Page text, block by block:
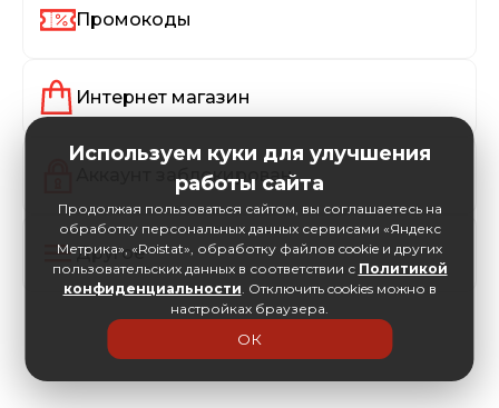
Промокоды
Интернет магазин
Аккаунт заблокирован
Другое
Используем куки для улучшения
работы сайта
Продолжая пользоваться сайтом, вы соглашаетесь на
обработку персональных данных сервисами «Яндекс
Метрика», «Roistat», обработку файлов cookie и других
пользовательских данных в соответствии с Политикой
конфиденциальности. Отключить cookies можно в
настройках браузера.
ОК